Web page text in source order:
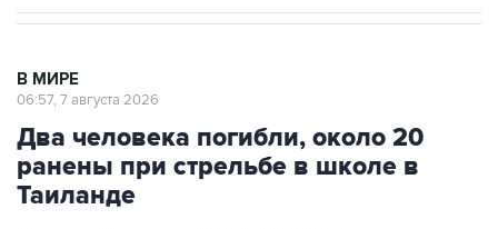
В МИРЕ
06:57, 7 августа 2026
Два человека погибли, около 20
ранены при стрельбе в школе в
Таиланде